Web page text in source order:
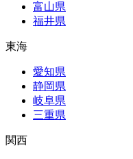
富山県
福井県
東海
愛知県
静岡県
岐阜県
三重県
関西